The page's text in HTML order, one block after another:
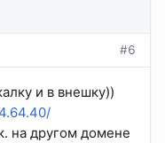
#6
и в внешку))
на другом домене